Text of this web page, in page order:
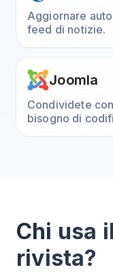
Aggiornare
feed di notizie.
Joomla
Condividete
bisogno di
Chi usa
rivista?